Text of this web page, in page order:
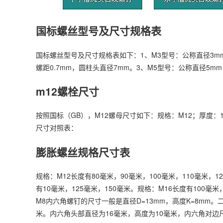
国标螺丝型号及尺寸规格表
国标螺丝型号及尺寸规格表如下：1、M3型号：公称直径
螺距0.7mm，圆柱头直径7mm。3、M5型号：公称直径
m12螺栓尺寸
按照国标（GB），M12螺母尺寸如下：规格：M12；厚度
尺寸对照表：
膨胀螺丝规格尺寸表
规格：M12长度有80毫米，90毫米，100毫米，110毫米，
有10毫米，125毫米，150毫米。规格：M16长度有100毫
M8内六角螺钉的尺寸一般是直径D=13mm，高度K=8mm
米。内六角头部直径为16毫米，高度为10毫米，内六角对